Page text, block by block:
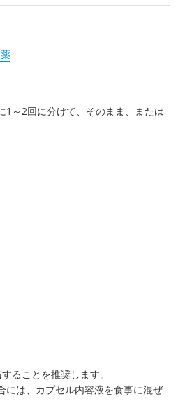
1～2回に分けて、そのまま、または
ることを推奨します。
には、カプセル内容液を食事に混ぜ